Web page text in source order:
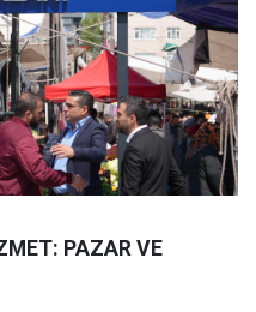
PAZAR VE